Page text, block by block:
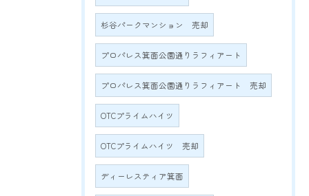
杉谷パークマンション 売却
プロパレス箕面公園通りラフィアート
プロパレス箕面公園通りラフィアート 売却
OTCプライムハイツ
OTCプライムハイツ 売却
ディーレスティア箕面